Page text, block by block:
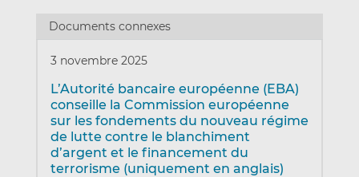
Documents connexes
3 novembre 2025
L’Autorité bancaire européenne (EBA)
conseille la Commission européenne
sur les fondements du nouveau régime
de lutte contre le blanchiment
d’argent et le financement du
terrorisme (uniquement en anglais)